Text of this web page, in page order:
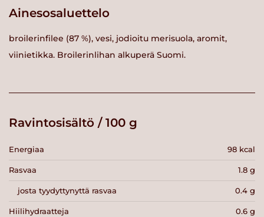
Ainesosaluettelo
broilerinfilee (87 %), vesi, jodioitu merisuola, aromit,
viinietikka. Broilerinlihan alkuperä Suomi.
Ravintosisältö / 100 g
Energiaa 98 kcal
Rasvaa 1.8 g
josta tyydyttynyttä rasvaa 0.4 g
Hiilihydraatteja 0.6 g